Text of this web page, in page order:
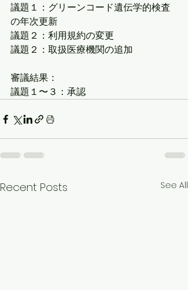
議題１： グリーンコード遺伝学的検査
の年次更新
議題２：利用規約の変更
議題２：取扱医療機関の追加
審議結果：
議題１〜３：承認
Recent Posts See All